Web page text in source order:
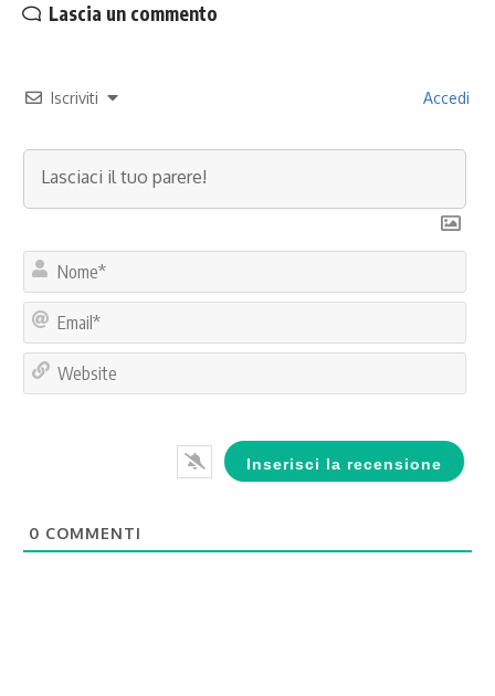
Lascia un commento
Iscriviti Accedi
0 COMMENTI